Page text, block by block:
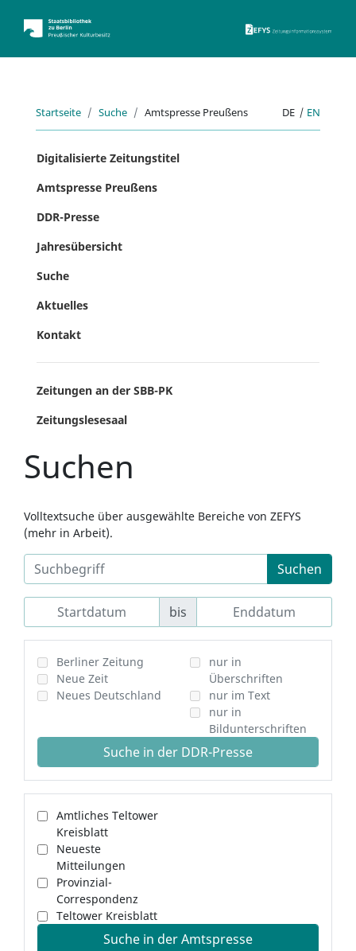
Startseite Suche Amtspresse Preußens DE | EN
Digitalisierte Zeitungstitel
Amtspresse Preußens
DDR-Presse
Jahresübersicht
Suche
Aktuelles
Kontakt
Zeitungen an der SBB-PK
Zeitungslesesaal
Suchen
Volltextsuche über ausgewählte Bereiche von ZEFYS
(mehr in Arbeit).
Suchen
bis
Berliner Zeitung
Neue Zeit
Neues Deutschland
nur in
Überschriften
nur im Text
nur in
Bildunterschriften
Suche in der DDR-Presse
Amtliches Teltower
Kreisblatt
Neueste
Mitteilungen
Provinzial-
Correspondenz
Teltower Kreisblatt
Suche in der Amtspresse